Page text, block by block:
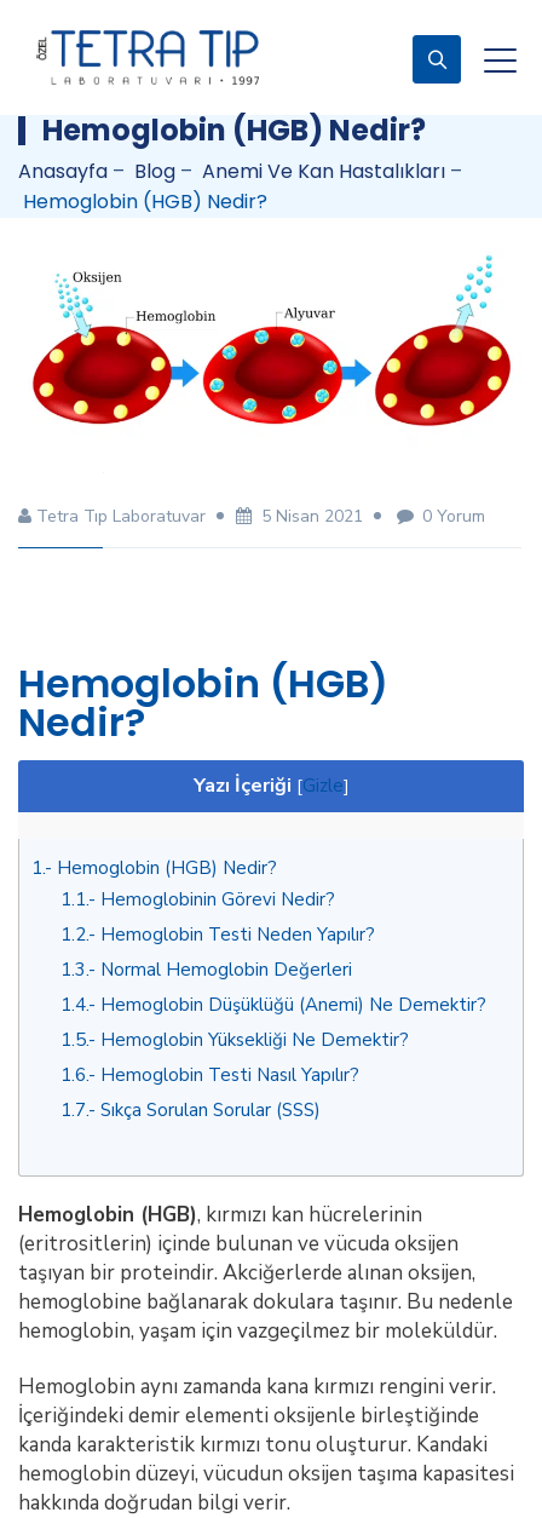
Hemoglobin (HGB) Nedir?
Anasayfa – Blog – Anemi Ve Kan Hastalıkları –
Hemoglobin (HGB) Nedir?
Tetra Tıp Laboratuvar 5 Nisan 2021 0 Yorum
Hemoglobin (HGB)
Nedir?
Yazı İçeriği [Gizle]
1. Hemoglobin (HGB) Nedir?
1.1. Hemoglobinin Görevi Nedir?
1.2. Hemoglobin Testi Neden Yapılır?
1.3. Normal Hemoglobin Değerleri
1.4. Hemoglobin Düşüklüğü (Anemi) Ne Demektir?
1.5. Hemoglobin Yüksekliği Ne Demektir?
1.6. Hemoglobin Testi Nasıl Yapılır?
1.7. Sıkça Sorulan Sorular (SSS)
Hemoglobin (HGB), kırmızı kan hücrelerinin
(eritrositlerin) içinde bulunan ve vücuda oksijen
taşıyan bir proteindir. Akciğerlerde alınan oksijen,
hemoglobine bağlanarak dokulara taşınır. Bu nedenle
hemoglobin, yaşam için vazgeçilmez bir moleküldür.
Hemoglobin aynı zamanda kana kırmızı rengini verir.
İçeriğindeki demir elementi oksijenle birleştiğinde
kanda karakteristik kırmızı tonu oluşturur. Kandaki
hemoglobin düzeyi, vücudun oksijen taşıma kapasitesi
hakkında doğrudan bilgi verir.